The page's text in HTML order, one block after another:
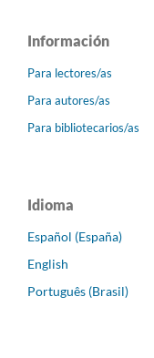
Información
Para lectores/as
Para autores/as
Para bibliotecarios/as
Idioma
Español (España)
English
Português (Brasil)